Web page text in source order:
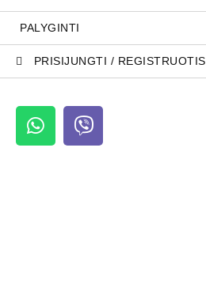
PALYGINTI
PRISIJUNGTI / REGISTRUOTIS